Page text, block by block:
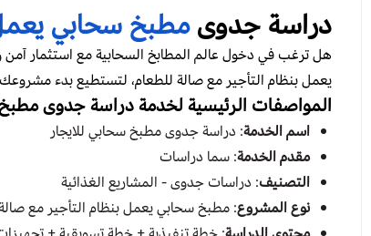
دراسة جدوىمطبخ سحابي
هل ترغب في دخول عالم المطابخ السحابية مع استثمار
يعمل بنظام التأجير مع صالة للطعام، لتستطيع بدء
المواصفات الرئيسية لخدمة دراسة جدوى
اسم الخدمة: دراسة جدوى مطبخ سحابي للايجار
مقدم الخدمة: سما دراسات
التصنيف: دراسات جدوى - المشاريع الغذائية
نوع المشروع: مطبخ سحابي يعمل بنظام التأجير مع